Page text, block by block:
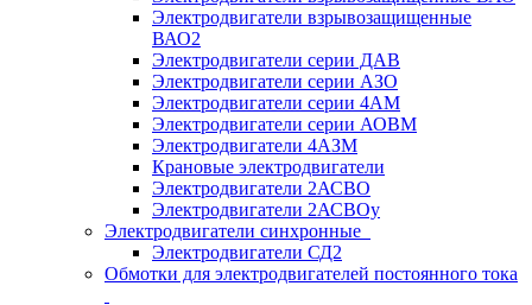
Электродвигатели взрывозащищенные
ВАО2
Электродвигатели серии ДАВ
Электродвигатели серии АЗО
Электродвигатели серии 4АМ
Электродвигатели серии АОВМ
Электродвигатели 4АЗМ
Крановые электродвигатели
Электродвигатели 2АСВО
Электродвигатели 2АСВОу
Электродвигатели синхронные
Электродвигатели СД2
Обмотки для электродвигателей постоянного тока